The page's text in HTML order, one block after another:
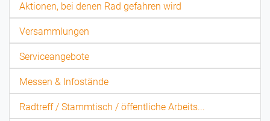
Aktionen, bei denen Rad gefahren wird
Versammlungen
Serviceangebote
Messen & Infostände
Radtreff / Stammtisch / öffentliche Arbeits...